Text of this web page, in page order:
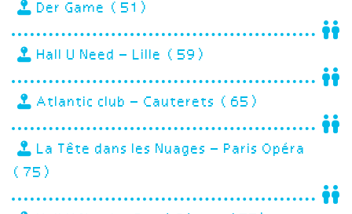
Der Game (51)
Hall U Need – Lille (59)
Atlantic club – Cauterets (65)
La Tête dans les Nuages – Paris Opéra
(75)